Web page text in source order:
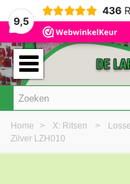
9,5
436
Home > X: Ritsen >
Zilver LZH010